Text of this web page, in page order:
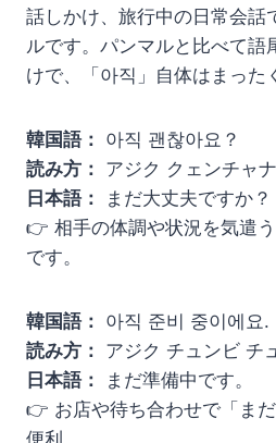
話しかけ、旅行中の日常会話
ルです。パンマルと比べて語
けで、「아직」自体はまった
韓国語： 아직 괜찮아요？
読み方： アジク クェンチャ
日本語：
まだ大丈夫ですか？
👉 相手の体調や状況を気遣
です。
韓国語： 아직 준비 중이에요.
読み方： アジク チュンビ チ
日本語：
まだ準備中です。
👉 お店や待ち合わせで「ま